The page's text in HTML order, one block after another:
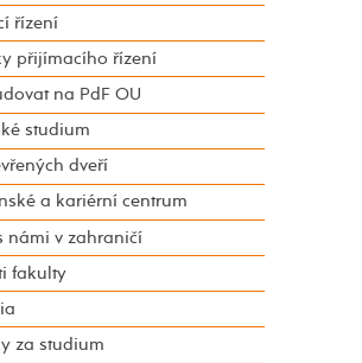
řízení
přijímacího řízení
na PdF OU
studium
dveří
a kariérní centrum
námi v zahraničí
fakulty
za studium